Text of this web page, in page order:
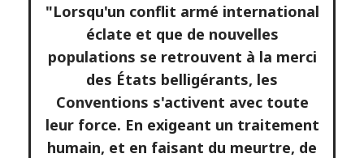
"Lorsqu'un conflit armé international
éclate et que de nouvelles
populations se retrouvent à la merci
des États belligérants, les
Conventions s'activent avec toute
leur force. En exigeant un traitement
humain, et en faisant du meurtre, de